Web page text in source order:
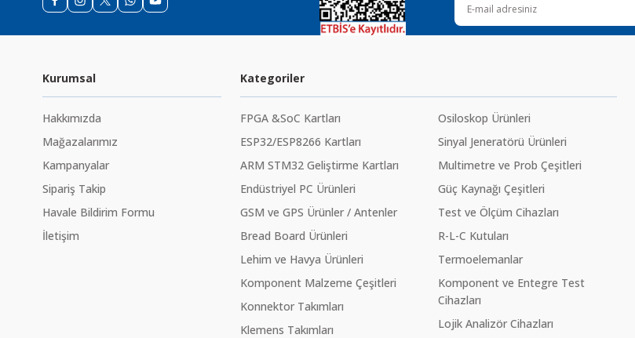
Kurumsal
Hakkımızda
Mağazalarımız
Kampanyalar
Sipariş Takip
Havale Bildirim Formu
İletişim
Kategoriler
FPGA &SoC Kartları
ESP32/ESP8266 Kartları
ARM STM32 Geliştirme Kartları
Endüstriyel PC Ürünleri
GSM ve GPS Ürünler / Antenler
Bread Board Ürünleri
Lehim ve Havya Ürünleri
Komponent Malzeme Çeşitleri
Konnektor Takımları
Klemens Takımları
Osiloskop Ürünleri
Sinyal Jeneratörü Ürünleri
Multimetre ve Prob Çeşitleri
Güç Kaynağı Çeşitleri
Test ve Ölçüm Cihazları
R-L-C Kutuları
Termoelemanlar
Komponent ve Entegre Test
Cihazları
Lojik Analizör Cihazları